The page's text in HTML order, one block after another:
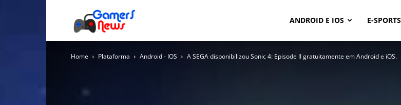
News
ANDROID E IOS E-SPORTS
Home Plataforma Android - IOS A SEGA disponibilizou Sonic 4: Episode II gratuitamente em Android e iOS.